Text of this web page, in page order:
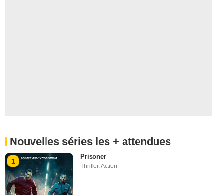
Nouvelles séries les + attendues
1
Prisoner
Thriller,Action